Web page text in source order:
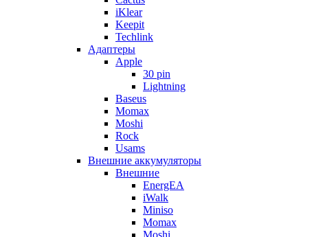
iKlear
Keepit
Techlink
Адаптеры
Apple
30 pin
Lightning
Baseus
Momax
Moshi
Rock
Usams
Внешние аккумуляторы
Внешние
EnergEA
iWalk
Miniso
Momax
Moshi